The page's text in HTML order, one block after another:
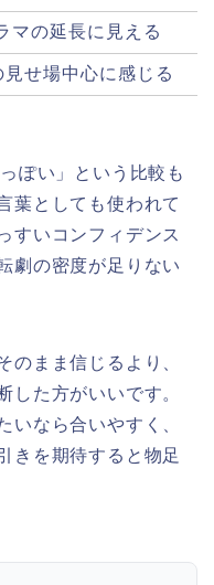
マの延長に見える
見せ場中心に感じる
ぽい」という比較も
葉としても使われて
すいコンフィデンス
劇の密度が足りない
のまま信じるより、
した方がいいです。
いなら合いやすく、
きを期待すると物足